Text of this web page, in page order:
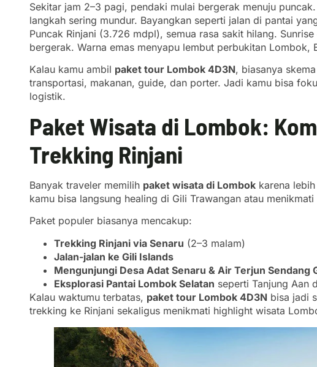
Sekitar jam 2–3 pagi, pendaki mulai bergerak menuju
langkah sering mundur. Bayangkan seperti jalan di pantai
Puncak Rinjani (3.726 mdpl), semua rasa sakit hilang.
bergerak. Warna emas menyapu lembut perbukitan Lombok,
Kalau kamu ambil paket tour Lombok 4D3N, biasanya
transportasi, makanan, guide, dan porter. Jadi kamu bisa
logistik.
Paket Wisata di Lombok:
Trekking Rinjani
Banyak traveler memilih paket wisata di Lombok karena
kamu bisa langsung healing di Gili Trawangan atau
Paket populer biasanya mencakup:
Trekking Rinjani via Senaru (2–3 malam)
Jalan-jalan ke Gili Islands
Mengunjungi Desa Adat Senaru & Air Terjun Sendang
Eksplorasi Pantai Lombok Selatan seperti Tanjung Aan
Kalau waktumu terbatas, paket tour Lombok 4D3N bisa jadi
trekking ke Rinjani sekaligus menikmati highlight wisata